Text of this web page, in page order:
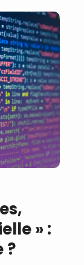
» :
?